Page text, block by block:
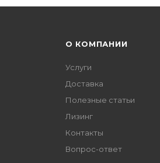
О КОМПАНИИ
Услуги
Доставка
Полезные статьи
Лизинг
Контакты
Вопрос-ответ